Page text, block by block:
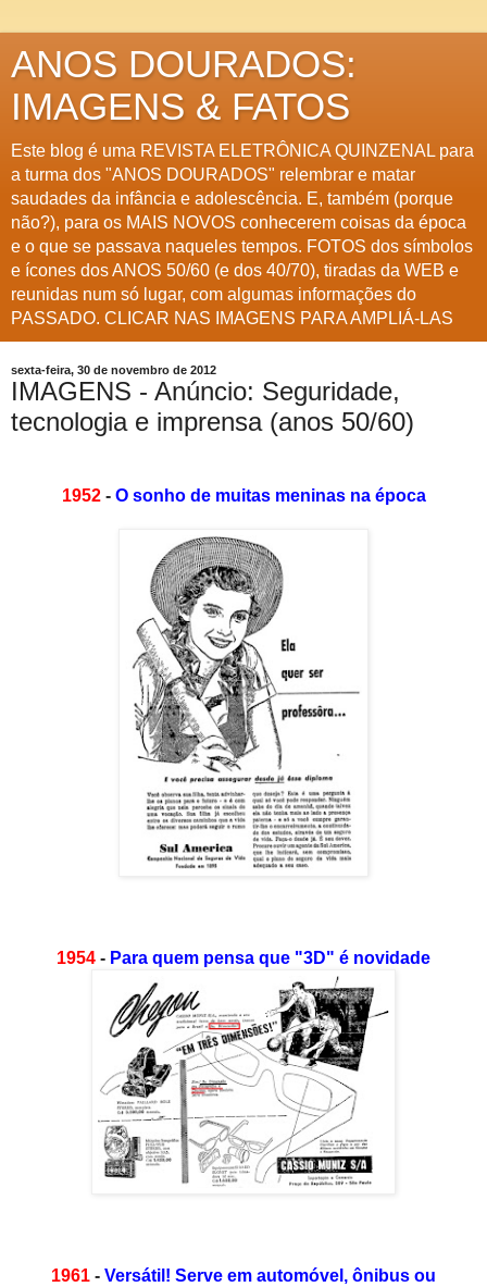
ANOS DOURADOS:
IMAGENS & FATOS
Este blog é uma REVISTA ELETRÔNICA QUINZENAL para
a turma dos "ANOS DOURADOS" relembrar e matar
saudades da infância e adolescência. E, também (porque
não?), para os MAIS NOVOS conhecerem coisas da época
e o que se passava naqueles tempos. FOTOS dos símbolos
e ícones dos ANOS 50/60 (e dos 40/70), tiradas da WEB e
reunidas num só lugar, com algumas informações do
PASSADO. CLICAR NAS IMAGENS PARA AMPLIÁ-LAS
sexta-feira, 30 de novembro de 2012
IMAGENS - Anúncio: Seguridade,
tecnologia e imprensa (anos 50/60)
1952- O sonho de muitas meninas na época
1954 - Para quem pensa que "3D" é novidade
1961 - Versátil! Serve em automóvel, ônibus ou